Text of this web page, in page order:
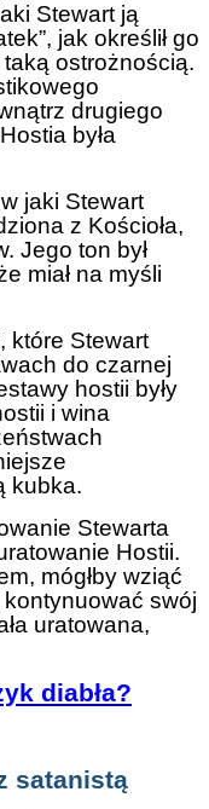
Stewart ją
jak określił go
taką ostrożnością.
drugiego
była
jaki Stewart
z Kościoła,
Jego ton był
miał na myśli
które Stewart
do czarnej
hostii były
i wina
kubka.
Stewarta
Hostii.
mógłby wziąć
swój
uratowana,
diabła?
satanistą